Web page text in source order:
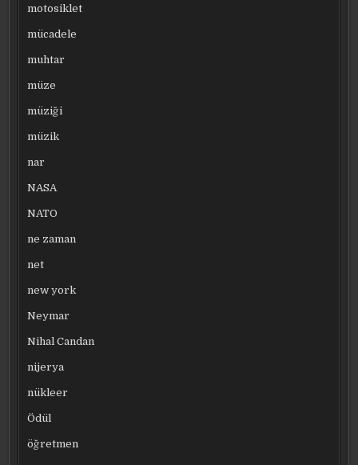
motosiklet
mücadele
muhtar
müze
müziği
müzik
nar
NASA
NATO
ne zaman
net
new york
Neymar
Nihal Candan
nijerya
nükleer
Ödül
öğretmen